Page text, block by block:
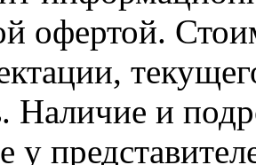
офертой.
Наличие и
у